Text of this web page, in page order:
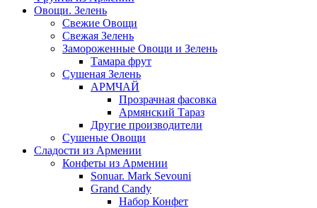
Овощи. Зелень
Свежие Овощи
Свежая Зелень
Замороженные Овощи и Зелень
Тамара фрут
Сушеная Зелень
АРМЧАЙ
Прозрачная фасовка
Армянский Тараз
Другие производители
Сушеные Овощи
Сладости из Армении
Конфеты из Армении
Sonuar. Mark Sevouni
Grand Candy
Набор Конфет